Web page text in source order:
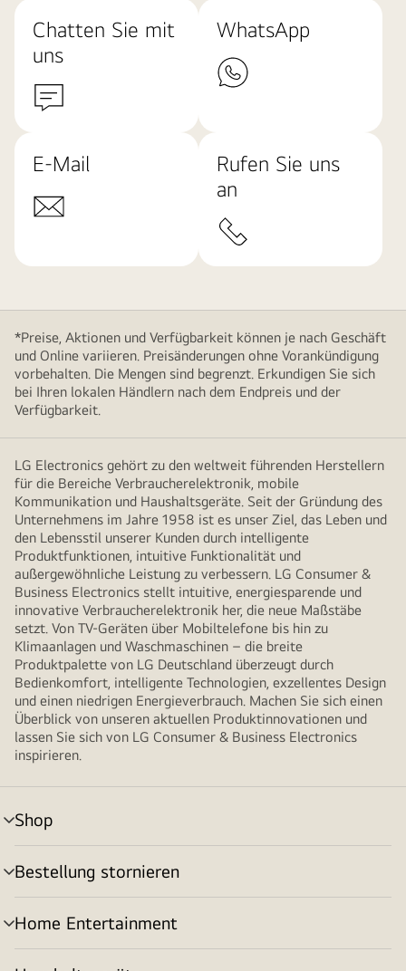
Chatten Sie mit
uns
WhatsApp
E-Mail
Rufen Sie uns
an
*Preise, Aktionen und Verfügbarkeit können je nach Geschäft
und Online variieren. Preisänderungen ohne Vorankündigung
vorbehalten. Die Mengen sind begrenzt. Erkundigen Sie sich
bei Ihren lokalen Händlern nach dem Endpreis und der
Verfügbarkeit.
LG Electronics gehört zu den weltweit führenden Herstellern
für die Bereiche Verbraucherelektronik, mobile
Kommunikation und Haushaltsgeräte. Seit der Gründung des
Unternehmens im Jahre 1958 ist es unser Ziel, das Leben und
den Lebensstil unserer Kunden durch intelligente
Produktfunktionen, intuitive Funktionalität und
außergewöhnliche Leistung zu verbessern. LG Consumer &
Business Electronics stellt intuitive, energiesparende und
innovative Verbraucherelektronik her, die neue Maßstäbe
setzt. Von TV-Geräten über Mobiltelefone bis hin zu
Klimaanlagen und Waschmaschinen – die breite
Produktpalette von LG Deutschland überzeugt durch
Bedienkomfort, intelligente Technologien, exzellentes Design
und einen niedrigen Energieverbrauch. Machen Sie sich einen
Überblick von unseren aktuellen Produktinnovationen und
lassen Sie sich von LG Consumer & Business Electronics
inspirieren.
Shop
Menü
umschalten
Bestellung stornieren
Menü
umschalten
Home Entertainment
Menü
umschalten